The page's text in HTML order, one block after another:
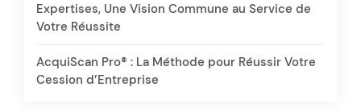
Expertises, Une Vision Commune au Service de
Votre Réussite
AcquiScan Pro® : La Méthode pour Réussir Votre
Cession d’Entreprise